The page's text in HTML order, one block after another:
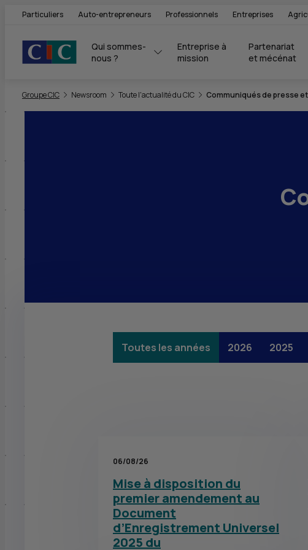
Particuliers Auto-entrepreneurs Professionnels Entreprises
Qui sommes-
nous ?
Entreprise à
mission
Partenariat
et mécénat
Groupe CIC Newsroom Toute l'actualité du CIC Communiqués de presse
Toutes les années 2026 2025
06/08/26
Mise à disposition du
premier amendement au
Document
d’Enregistrement Universel
2025 du